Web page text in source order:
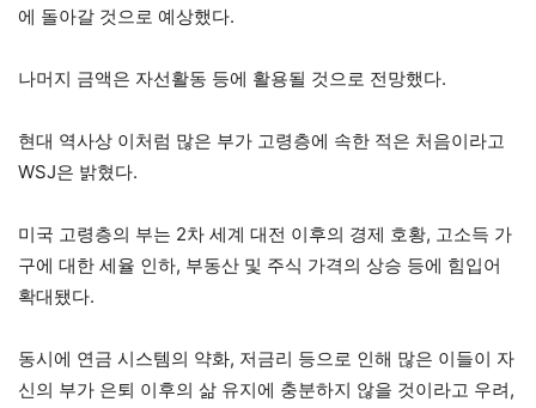
에 돌아갈 것으로 예상했다.
나머지 금액은 자선활동 등에 활용될 것으로 전망했다.
현대 역사상 이처럼 많은 부가 고령층에 속한 적은 처음이라고
WSJ은 밝혔다.
미국 고령층의 부는 2차 세계 대전 이후의 경제 호황, 고소득 가
구에 대한 세율 인하, 부동산 및 주식 가격의 상승 등에 힘입어
확대됐다.
동시에 연금 시스템의 약화, 저금리 등으로 인해 많은 이들이 자
신의 부가 은퇴 이후의 삶 유지에 충분하지 않을 것이라고 우려,